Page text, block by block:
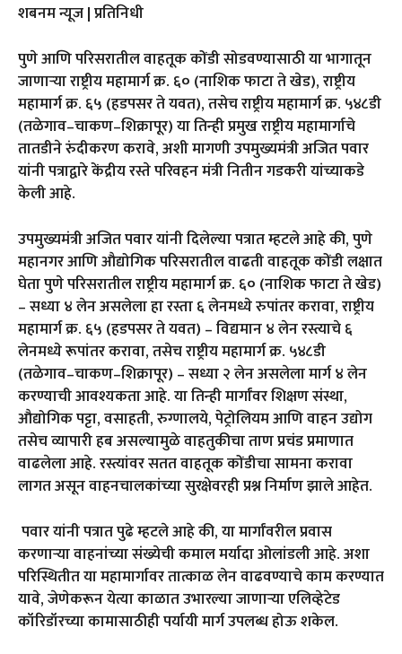
शबनम न्यूज | प्रतिनिधी
पुणे आणि परिसरातील वाहतूक कोंडी सोडवण्यासाठी या भागातून
जाणाऱ्या राष्ट्रीय महामार्ग क्र. ६० (नाशिक फाटा ते खेड), राष्ट्रीय
महामार्ग क्र. ६५ (हडपसर ते यवत), तसेच राष्ट्रीय महामार्ग क्र. ५४८डी
(तळेगाव–चाकण–शिक्रापूर) या तिन्ही प्रमुख राष्ट्रीय महामार्गाचे
तातडीने रुंदीकरण करावे, अशी मागणी उपमुख्यमंत्री अजित पवार
यांनी पत्राद्वारे केंद्रीय रस्ते परिवहन मंत्री नितीन गडकरी यांच्याकडे
केली आहे.
उपमुख्यमंत्री अजित पवार यांनी दिलेल्या पत्रात म्हटले आहे की, पुणे
महानगर आणि औद्योगिक परिसरातील वाढती वाहतूक कोंडी लक्षात
घेता पुणे परिसरातील राष्ट्रीय महामार्ग क्र. ६० (नाशिक फाटा ते खेड)
– सध्या ४ लेन असलेला हा रस्ता ६ लेनमध्ये रुपांतर करावा, राष्ट्रीय
महामार्ग क्र. ६५ (हडपसर ते यवत) – विद्यमान ४ लेन रस्त्याचे ६
लेनमध्ये रूपांतर करावा, तसेच राष्ट्रीय महामार्ग क्र. ५४८डी
(तळेगाव–चाकण–शिक्रापूर) – सध्या २ लेन असलेला मार्ग ४ लेन
करण्याची आवश्यकता आहे. या तिन्ही मार्गांवर शिक्षण संस्था,
औद्योगिक पट्टा, वसाहती, रुग्णालये, पेट्रोलियम आणि वाहन उद्योग
तसेच व्यापारी हब असल्यामुळे वाहतुकीचा ताण प्रचंड प्रमाणात
वाढलेला आहे. रस्त्यांवर सतत वाहतूक कोंडीचा सामना करावा
लागत असून वाहनचालकांच्या सुरक्षेवरही प्रश्न निर्माण झाले आहेत.
पवार यांनी पत्रात पुढे म्हटले आहे की, या मार्गांवरील प्रवास
करणाऱ्या वाहनांच्या संख्येची कमाल मर्यादा ओलांडली आहे. अशा
परिस्थितीत या महामार्गावर तात्काळ लेन वाढवण्याचे काम करण्यात
यावे, जेणेकरून येत्या काळात उभारल्या जाणाऱ्या एलिव्हेटेड
कॉरिडॉरच्या कामासाठीही पर्यायी मार्ग उपलब्ध होऊ शकेल.